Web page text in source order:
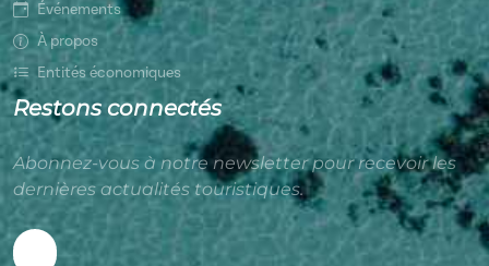
Événements
À propos
Entités économiques
Restons connectés
Abonnez-vous à notre newsletter pour recevoir les
dernières actualités touristiques.